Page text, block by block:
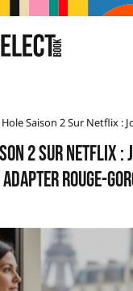
2 sur Netflix :
Rouge-